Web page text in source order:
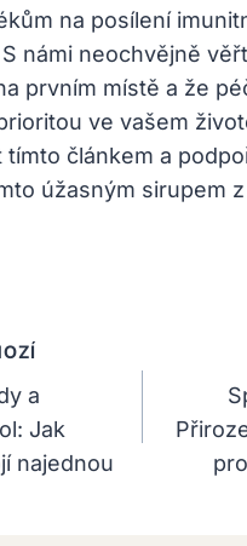
na posílení
námi neochvějně
prvním místě a že
ve vašem
tímto článkem a
úžasným sirupem
a
Jak
najednou